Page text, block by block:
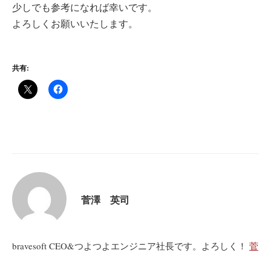
少しでも参考になれば幸いです。
よろしくお願いいたします。
共有:
菅澤 英司
bravesoft CEO&つよつよエンジニア社長です。よろしく！ 菅